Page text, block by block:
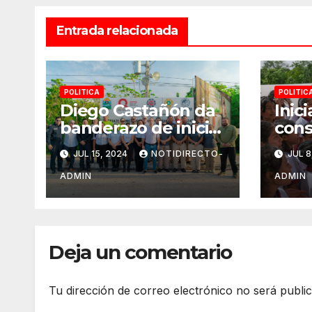
Entrada relacionada
POLITICA
Diego Castañón da
banderazo de inicio
a Operativo Verano
Seguro 2024
JUL 15, 2024 NOTIDIRECTO-
ADMIN
JUL
ADMIN
Deja un comentario
Tu dirección de correo electrónico no será